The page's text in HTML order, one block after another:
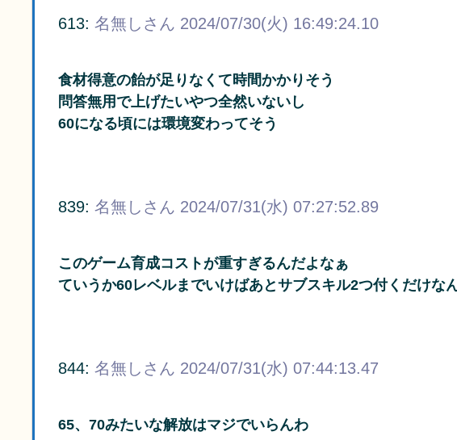
613: 名無しさん 2024/07/30(火) 16:49:24.10
食材得意の飴が足りなくて時間かかりそう
問答無用で上げたいやつ全然いないし
60になる頃には環境変わってそう
839: 名無しさん 2024/07/31(水) 07:27:52.89
このゲーム育成コストが重すぎるんだよなぁ
ていうか60レベルまでいけばあとサブスキル2つ付くだけな
844: 名無しさん 2024/07/31(水) 07:44:13.47
65、70みたいな解放はマジでいらんわ